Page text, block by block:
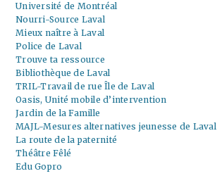
Université de Montréal
Nourri-Source Laval
Mieux naître à Laval
Police de Laval
Trouve ta ressource
Bibliothèque de Laval
TRIL-Travail de rue Île de Laval
Oasis, Unité mobile d’intervention
Jardin de la Famille
MAJL-Mesures alternatives jeunesse de Laval
La route de la paternité
Théâtre Fêlé
Edu Gopro